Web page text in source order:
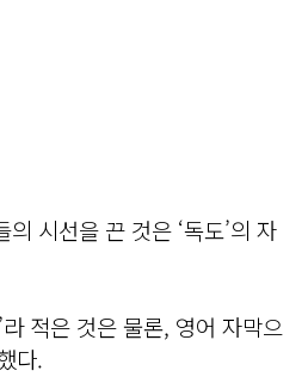
시선을 끈 것은 ‘독도’의 자
라 적은 것은 물론, 영어 자막으
다.